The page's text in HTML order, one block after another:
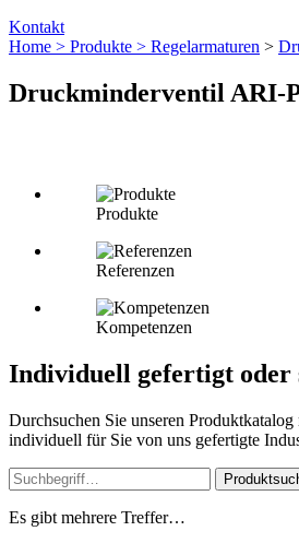
Kontakt
Home > Produkte > Regelarmaturen >
Druckminderventil ARI-
Produkte
Referenzen
Kompetenzen
Individuell gefertigt oder
Durchsuchen Sie unseren
individuell für Sie von uns gefertigte
Es gibt mehrere Treffer…